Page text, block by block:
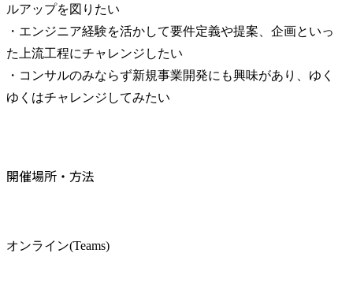
ルアップを図りたい
・エンジニア経験を活かして要件定義や提案、企画といっ
た上流工程にチャレンジしたい
・コンサルのみならず新規事業開発にも興味があり、ゆく
ゆくはチャレンジしてみたい
開催場所・方法
オンライン(Teams)